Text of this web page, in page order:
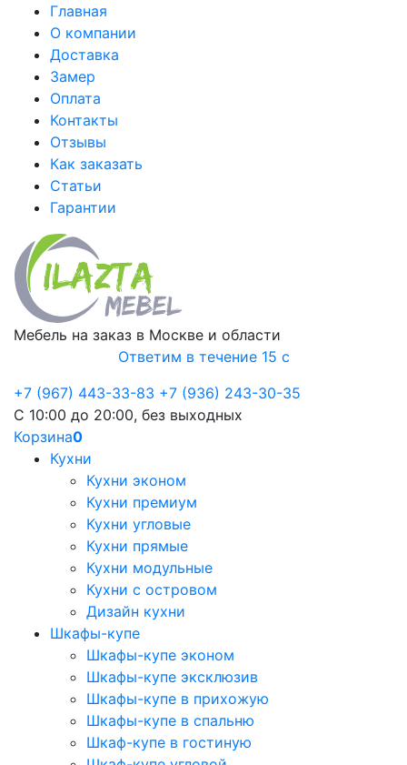
Главная
О компании
Доставка
Замер
Оплата
Контакты
Отзывы
Как заказать
Статьи
Гарантии
Мебель на заказ в Москве и области
Ответим в течение 15 с
+7 (967) 443-33-83 +7 (936) 243-30-35
С 10:00 до 20:00, без выходных
Корзина0
Кухни
Кухни эконом
Кухни премиум
Кухни угловые
Кухни прямые
Кухни модульные
Кухни с островом
Дизайн кухни
Шкафы-купе
Шкафы-купе эконом
Шкафы-купе эксклюзив
Шкафы-купе в прихожую
Шкафы-купе в спальню
Шкаф-купе в гостиную